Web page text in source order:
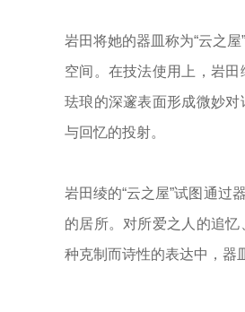
岩田将她的器皿称为“云之屋”
空间。在技法使用上，岩
珐琅的深邃表面形成微妙
与回忆的投射。
岩田绫的“云之屋”试图通过
的居所。对所爱之人的追
种克制而诗性的表达中，器